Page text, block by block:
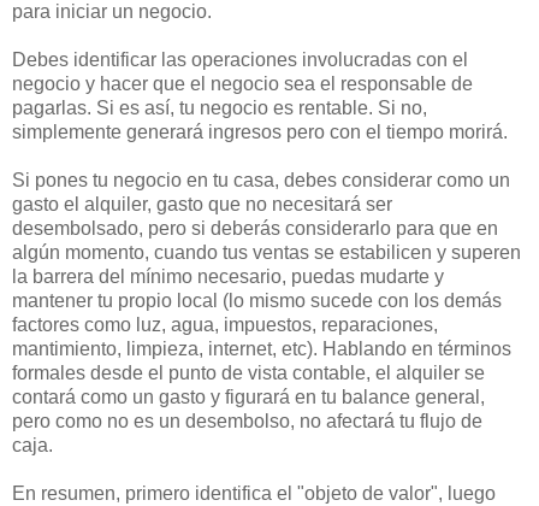
para iniciar un negocio.
Debes identificar las operaciones involucradas con el
negocio y hacer que el negocio sea el responsable de
pagarlas. Si es así, tu negocio es rentable. Si no,
simplemente generará ingresos pero con el tiempo morirá.
Si pones tu negocio en tu casa, debes considerar como un
gasto el alquiler, gasto que no necesitará ser
desembolsado, pero si deberás considerarlo para que en
algún momento, cuando tus ventas se estabilicen y superen
la barrera del mínimo necesario, puedas mudarte y
mantener tu propio local (lo mismo sucede con los demás
factores como luz, agua, impuestos, reparaciones,
mantimiento, limpieza, internet, etc). Hablando en términos
formales desde el punto de vista contable, el alquiler se
contará como un gasto y figurará en tu balance general,
pero como no es un desembolso, no afectará tu flujo de
caja.
En resumen, primero identifica el "objeto de valor", luego